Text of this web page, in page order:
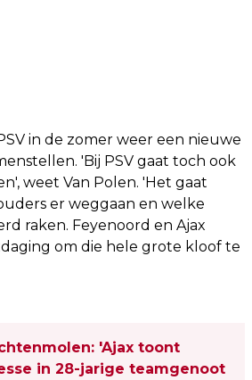
in de zomer weer een nieuwe
'Bij PSV gaat toch ook
weet Van Polen. 'Het gaat
er weggaan en welke
raken. Feyenoord en Ajax
om die hele grote kloof te
'Ajax toont
in 28-jarige teamgenoot